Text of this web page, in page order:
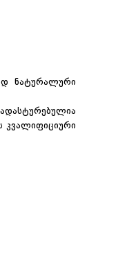
ნატურალური
კვალიფიციური